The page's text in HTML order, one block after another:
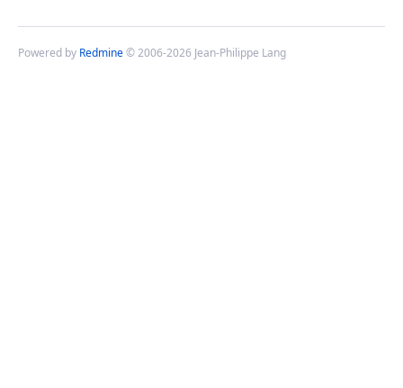
Powered by Redmine© 2006-2026 Jean-Philippe Lang